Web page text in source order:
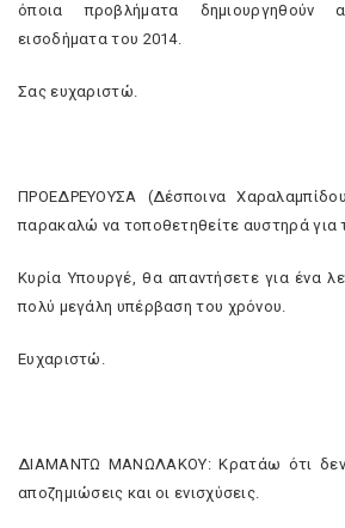
όποια προβλήματα δημιουργηθούν
εισοδήματα του 2014.
Σας ευχαριστώ.
ΠΡΟΕΔΡΕΥΟΥΣΑ (Δέσποινα
παρακαλώ να τοποθετηθείτε αυστηρά για
Κυρία Υπουργέ, θα απαντήσετε για ένα
πολύ μεγάλη υπέρβαση του χρόνου.
Ευχαριστώ.
ΔΙΑΜΑΝΤΩ ΜΑΝΩΛΑΚΟΥ: Κρατάω ότι
αποζημιώσεις και οι ενισχύσεις.